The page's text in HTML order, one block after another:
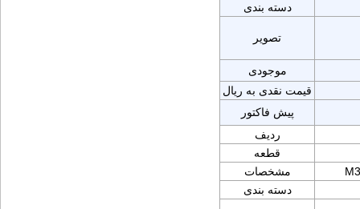
دسته بندی
تصویر
موجودی
قیمت نقدی به ریال
پیش فاکتور
ردیف
قطعه
مشخصات
دسته بندی